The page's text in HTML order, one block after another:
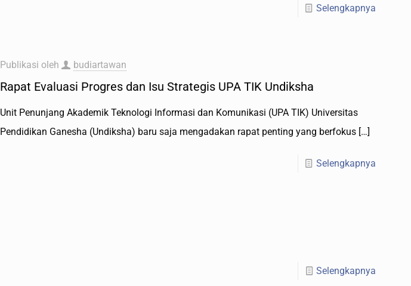
Selengkapnya
Publikasi oleh budiartawan
Rapat Evaluasi Progres dan Isu Strategis UPA TIK Undiksha
Unit Penunjang Akademik Teknologi Informasi dan Komunikasi (UPA TIK) Universitas
Pendidikan Ganesha (Undiksha) baru saja mengadakan rapat penting yang berfokus[…]
Selengkapnya
Selengkapnya